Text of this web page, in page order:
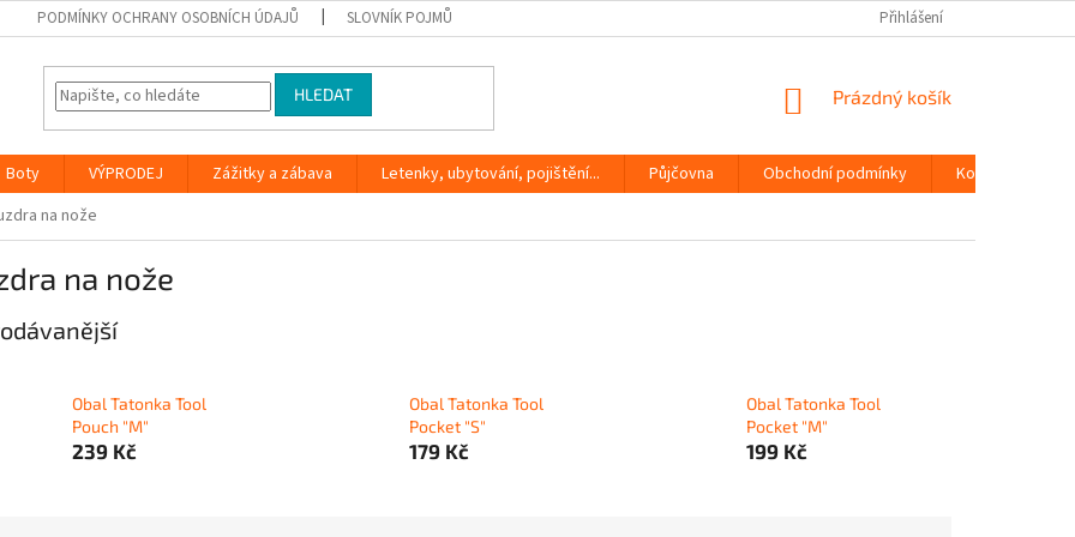
PODMÍNKY OCHRANY OSOBNÍCH ÚDAJŮ SLOVNÍK POJMŮ Přihlášení
HLEDAT
NÁKUPNÍ
Prázdný košík
Boty VÝPRODEJ Zážitky a zábava Letenky, ubytování, pojištění... Půjčovna Obchodní podmínky
Kontakty
na nože
na nože
Obal Tatonka Tool
Pouch "M"
239 Kč
Obal Tatonka Tool
Pocket "S"
179 Kč
Obal Tatonka Tool
Pocket "M"
199 Kč